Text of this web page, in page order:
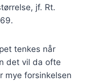
jf. Rt.
tenkes når
det vil da ofte
mye forsinkelsen